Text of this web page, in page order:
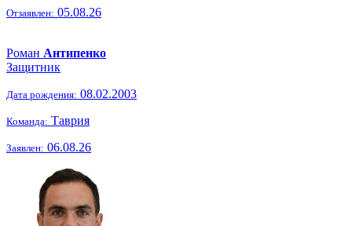
Отзаявлен: 05.08.26
Роман Антипенко
Защитник
Дата рождения: 08.02.2003
Команда: Таврия
Заявлен: 06.08.26